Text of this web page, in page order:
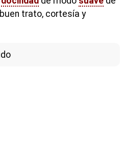
trato, cortesía y